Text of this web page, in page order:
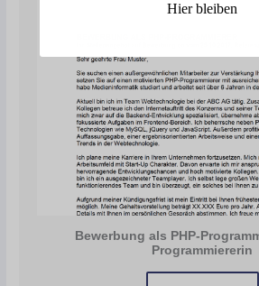
Bewerbung als PHP-
Programmiererin
Hier bleiben